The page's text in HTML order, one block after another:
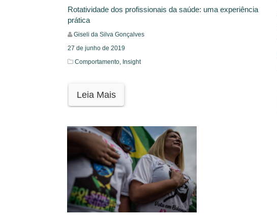
Rotatividade dos profissionais da saúde: uma experiência
prática
Giseli da Silva Gonçalves
27 de junho de 2019
Comportamento, Insight
Leia Mais